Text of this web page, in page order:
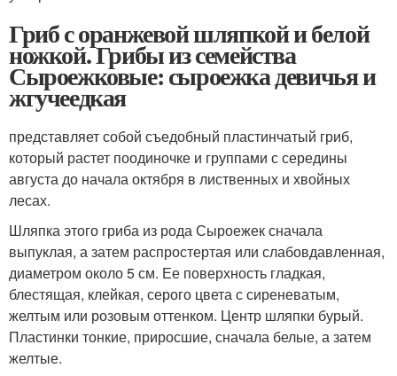
Гриб с оранжевой шляпкой и белой
ножкой. Грибы из семейства
Сыроежковые: сыроежка девичья и
жгучеедкая
представляет собой съедобный пластинчатый гриб,
который растет поодиночке и группами с середины
августа до начала октября в лиственных и хвойных
лесах.
Шляпка этого гриба из рода Сыроежек сначала
выпуклая, а затем распростертая или слабовдавленная,
диаметром около 5 см. Ее поверхность гладкая,
блестящая, клейкая, серого цвета с сиреневатым,
желтым или розовым оттенком. Центр шляпки бурый.
Пластинки тонкие, приросшие, сначала белые, а затем
желтые.